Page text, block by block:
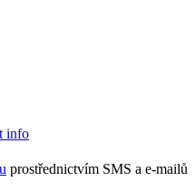
prostřednictvím SMS a e-mailů